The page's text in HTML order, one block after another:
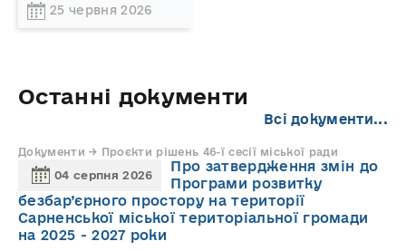
25 червня 2026
Останні документи
Всі документи...
Документи → Проєкти рішень 46-ї сесії міської ради
04 серпня 2026
Про затвердження змін до
Програми розвитку
безбар’єрного простору на території
Сарненської міської територіальної громади
на 2025 - 2027 роки